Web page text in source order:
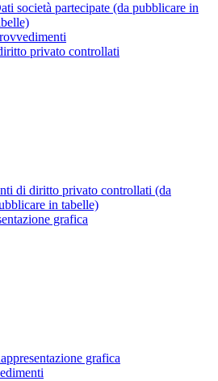
società partecipate (da pubblicare in
privato controllati
di diritto privato controllati (da
in tabelle)
grafica
grafica